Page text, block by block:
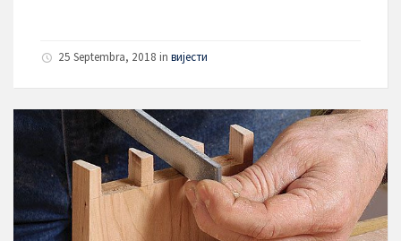
25 Septembra, 2018 in вијести